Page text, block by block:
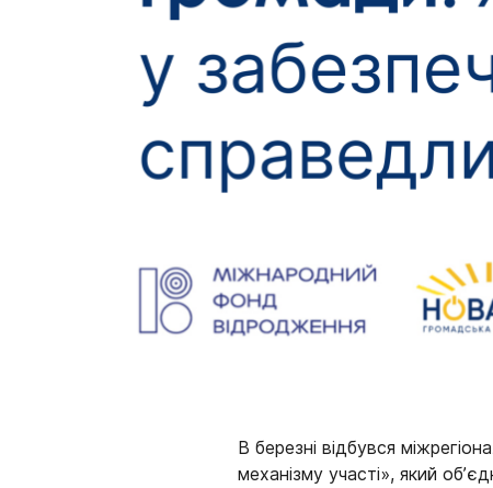
В березні відбувся
механізму участі», який